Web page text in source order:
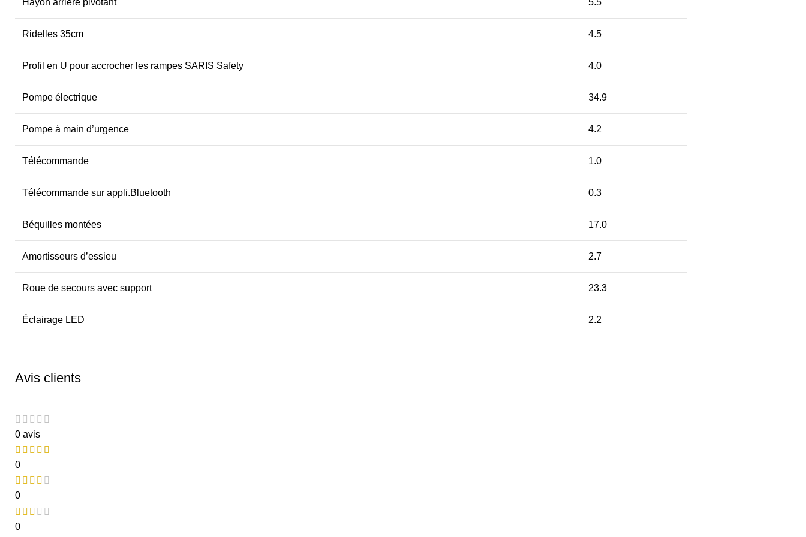
Ridelles 35cm 4.5
Profil en U pour accrocher les rampes SARIS Safety 4.0
Pompe électrique 34.9
Pompe à main d’urgence 4.2
Télécommande 1.0
Télécommande sur appli.Bluetooth 0.3
Béquilles montées 17.0
Amortisseurs d’essieu 2.7
Roue de secours avec support 23.3
Éclairage LED 2.2
Avis clients
0 avis
0
0
0